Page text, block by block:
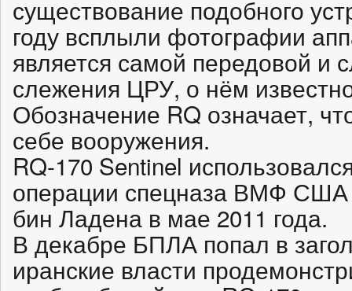
существование подобного
году всплыли фотографии
является самой передовой и
слежения ЦРУ, о нём
Обозначение RQ означает,
себе вооружения.
RQ-170 Sentinel
операции спецназа ВМФ
бин Ладена в мае 2011 года.
В декабре БПЛА попал в
иранские власти